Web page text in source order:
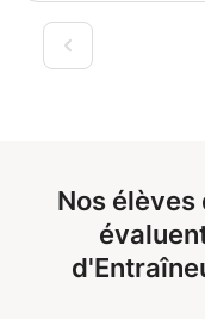
contemporaine |
| Contact Au-delà
Islande, Suède,
(BMF) par la voie
s'appuie sur les
confiance en soi.
petit groupe (2–4
ans. N'hésitez pas
besoins de votre
Nos élèves